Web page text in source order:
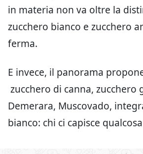
in materia non va oltre la
zucchero bianco e zucchero
ferma.
E invece, il panorama
zucchero di canna, zucchero
Demerara, Muscovado,
bianco: chi ci capisce